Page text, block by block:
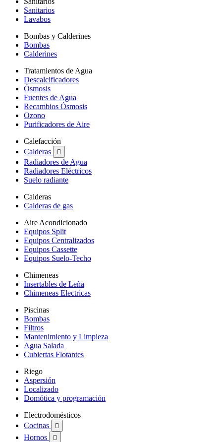
Sanitarios
Lavabos
Bombas y Calderines
Bombas
Calderines
Tratamientos de Agua
Descalcificadores
Ósmosis
Fuentes de Agua
Recambios Ósmosis
Ozono
Purificadores de Aire
Calefacción
Calderas

Radiadores de Agua
Radiadores Eléctricos
Suelo radiante
Calderas
Calderas de gas
Aire Acondicionado
Equipos Split
Equipos Centralizados
Equipos Cassette
Equipos Suelo-Techo
Chimeneas
Insertables de Leña
Chimeneas Electricas
Piscinas
Bombas
Filtros
Mantenimiento y Limpieza
Agua Salada
Cubiertas Flotantes
Riego
Aspersión
Localizado
Domótica y programación
Electrodomésticos
Cocinas

Hornos 